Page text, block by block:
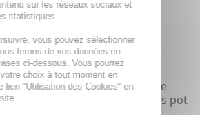
EAFIT Burn Elixir Triple
action sur les graisses pot
sur les réseaux sociaux et
statistiques
vous pouvez sélectionner
ferons de vos données en
ci-dessous. Vous pourrez
choix à tout moment en
lien "Utilisation des Cookies" en